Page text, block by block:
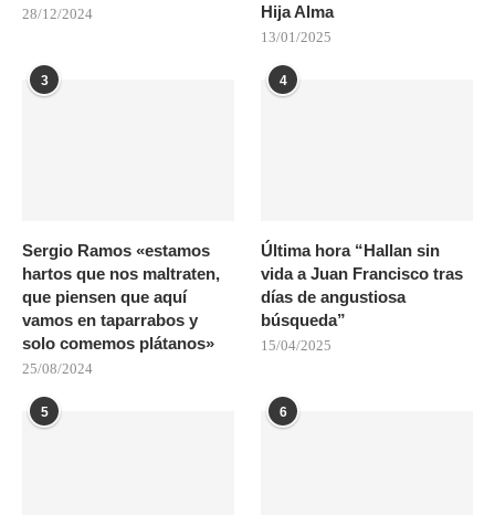
28/12/2024
Hija Alma
13/01/2025
3
Sergio Ramos «estamos
hartos que nos maltraten,
que piensen que aquí
vamos en taparrabos y
solo comemos plátanos»
25/08/2024
4
Última hora “Hallan sin
vida a Juan Francisco tras
días de angustiosa
búsqueda”
15/04/2025
5 6